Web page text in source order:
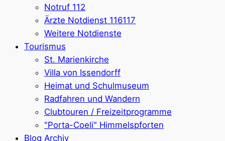
Notruf 112
Ärzte Notdienst 116117
Weitere Notdienste
Tourismus
St. Marienkirche
Villa von Issendorff
Heimat und Schulmuseum
Radfahren und Wandern
Clubtouren / Freizeitprogramme
"Porta-Coeli" Himmelspforten
Blog Archiv